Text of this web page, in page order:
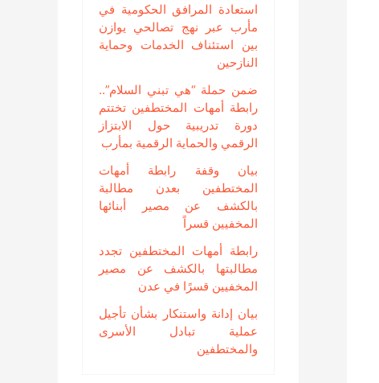
استعادة المرافق الحكومية في
مأرب عبر نهج تصالحي يوازن
بين استئناف الخدمات وحماية
النازحين
ضمن حملة “هي تبني السلام”..
رابطة أمهات المختطفين تختتم
دورة تدريبية حول الابتزاز
الرقمي والحماية الرقمية بمأرب
بيان وقفة رابطة أمهات
المختطفين بعدن مطالبة
بالكشف عن مصير أبنائها
المخفيين قسراً
رابطة أمهات المختطفين تجدد
مطالبتها بالكشف عن مصير
المخفيين قسرًا في عدن
بيان إدانة واستنكار بشأن تأجيل
عملية تبادل الأسرى
والمختطفين